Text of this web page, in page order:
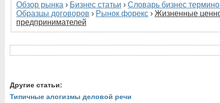
Обзор рынка › Бизнес статьи › Словарь бизнес
Образцы договоров › Рынок форекс › Жизненные
предпринимателей
Другие статьи:
Типичные алогизмы деловой речи